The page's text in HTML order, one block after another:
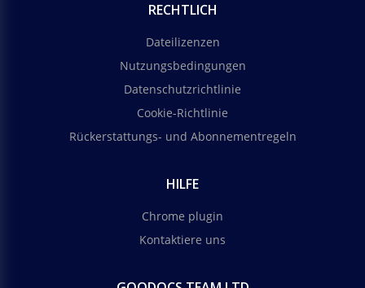
RECHTLICH
Dateilizenzen
Nutzungsbedingungen
Datenschutzrichtlinie
Cookie-Richtlinie
Rückerstattungs- und Abonnementregeln
HILFE
Chrome plugin
Kontaktiere uns